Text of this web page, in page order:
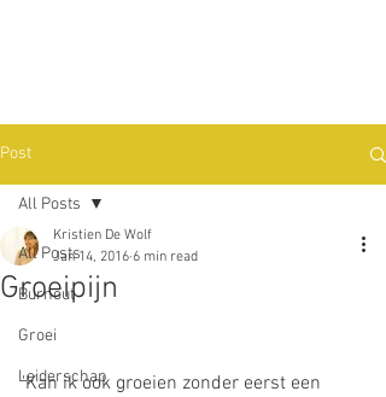
Post
All Posts
Burnout
Groei
Leiderschap
All Posts
Groeipijn
Kristien De Wolf
Jan 14, 2016 6 min read
'Kan ik ook groeien zonder eerst een